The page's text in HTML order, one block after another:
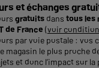
et échanges
gratuitsdans tous les
de France (voir
par voie postale : vos
magasin le plus proche
et donc l’impact sur